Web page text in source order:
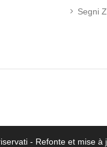
Segni
- Refonte et mise à